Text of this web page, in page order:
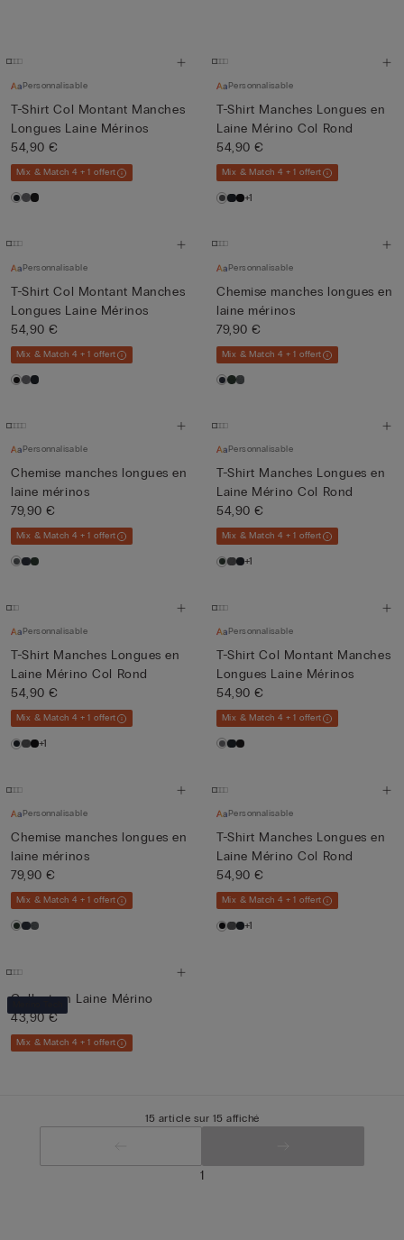
Personnalisable
T-Shirt Col Montant Manches
Longues Laine Mérinos
54,90 €
Mix & Match 4 + 1 offert
Personnalisable
T-Shirt Manches Longues en
Laine Mérino Col Rond
54,90 €
Mix & Match 4 + 1 offert
+1
Personnalisable
T-Shirt Col Montant Manches
Longues Laine Mérinos
54,90 €
Mix & Match 4 + 1 offert
Personnalisable
Chemise manches longues en
laine mérinos
79,90 €
Mix & Match 4 + 1 offert
Personnalisable
Chemise manches longues en
laine mérinos
79,90 €
Mix & Match 4 + 1 offert
Personnalisable
T-Shirt Manches Longues en
Laine Mérino Col Rond
54,90 €
Mix & Match 4 + 1 offert
+1
Personnalisable
T-Shirt Manches Longues en
Laine Mérino Col Rond
54,90 €
Mix & Match 4 + 1 offert
+1
Personnalisable
T-Shirt Col Montant Manches
Longues Laine Mérinos
54,90 €
Mix & Match 4 + 1 offert
Personnalisable
Chemise manches longues en
laine mérinos
79,90 €
Mix & Match 4 + 1 offert
Personnalisable
T-Shirt Manches Longues en
Laine Mérino Col Rond
54,90 €
Mix & Match 4 + 1 offert
+1
Collant en Laine Mérino
43,90 €
Mix & Match 4 + 1 offert
15 article sur 15 affiché
1